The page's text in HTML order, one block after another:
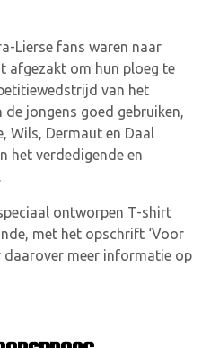
Lierse fans waren naar
afgezakt om hun ploeg te
van het
de jongens goed gebruiken,
Wils, Dermaut en Daal
het verdedigende en
ontworpen T-shirt
met het opschrift ‘Voor
daarover meer informatie op